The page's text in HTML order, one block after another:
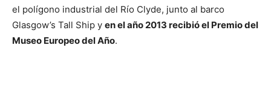
el polígono industrial del Río Clyde, junto al barco
Glasgow’s Tall Ship y en el año 2013 recibió el Premio del
Museo Europeo del Año.